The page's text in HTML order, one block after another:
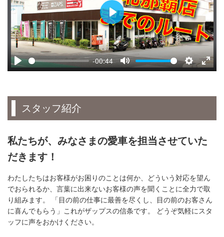
Play
-00:44
Mute
Settings
Enter
Play
スタッフ紹介
私たちが、みなさまの愛車を担当させていた
だきます！
わたしたちはお客様がお困りのことは何か、どういう対応を望ん
でおられるか、言葉に出来ないお客様の声を聞くことに全力で取
り組みます。 「目の前の仕事に最善を尽くし、目の前のお客さん
に喜んでもらう」これがザップスの信条です。 どうぞ気軽にスタ
ッフに声をおかけください。